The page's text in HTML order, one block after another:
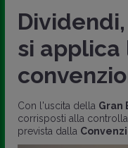
si
Con l'uscita della Gran
corrisposti alla
prevista dalla